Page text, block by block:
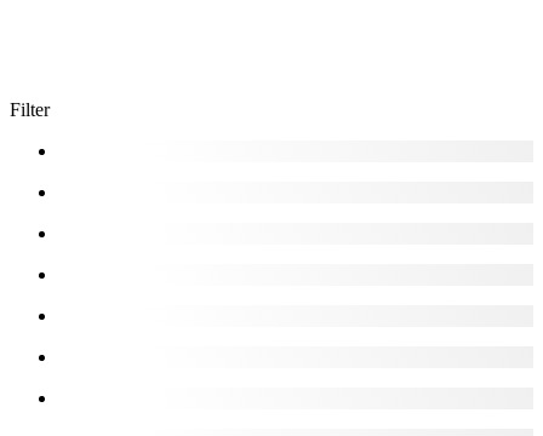
Filter